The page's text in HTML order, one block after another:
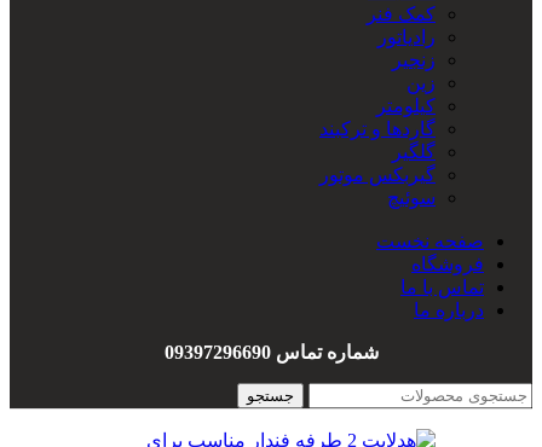
کمک فنر
رادیاتور
زنجیر
زین
کیلومتر
گاردها و ترکبند
گلگیر
گیربکس موتور
سوئیچ
هندل
واشربندی
صفحه نخست
فروشگاه
تماس با ما
درباره ما
شماره تماس 09397296690
جستجو